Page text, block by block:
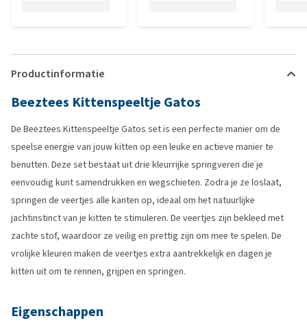
Productinformatie
Beeztees Kittenspeeltje Gatos
De Beeztees Kittenspeeltje Gatos set is een perfecte manier om de
speelse energie van jouw kitten op een leuke en actieve manier te
benutten. Deze set bestaat uit drie kleurrijke springveren die je
eenvoudig kunt samendrukken en wegschieten. Zodra je ze loslaat,
springen de veertjes alle kanten op, ideaal om het natuurlijke
jachtinstinct van je kitten te stimuleren. De veertjes zijn bekleed met
zachte stof, waardoor ze veilig en prettig zijn om mee te spelen. De
vrolijke kleuren maken de veertjes extra aantrekkelijk en dagen je
kitten uit om te rennen, grijpen en springen.
Eigenschappen